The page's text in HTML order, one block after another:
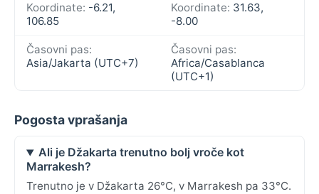
Koordinate: -6.21,
106.85
Koordinate: 31.63,
-8.00
Časovni pas:
Asia/Jakarta (UTC+7)
Časovni pas:
Africa/Casablanca
(UTC+1)
Pogosta vprašanja
Ali je Džakarta trenutno bolj vroče kot
Marrakesh?
Trenutno je v Džakarta 26°C, v Marrakesh pa 33°C.